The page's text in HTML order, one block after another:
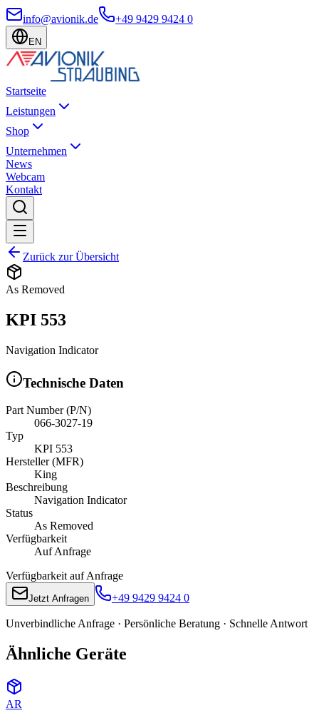
info@avionik.de +49 9429 9424 0
EN
Startseite
Leistungen
Shop
Unternehmen
News
Webcam
Kontakt
Zurück zur Übersicht
As Removed
KPI 553
Navigation Indicator
Technische Daten
Part Number (P/N)
066-3027-19
Typ
KPI 553
Hersteller (MFR)
King
Beschreibung
Navigation Indicator
Status
As Removed
Verfügbarkeit
Auf Anfrage
Verfügbarkeit auf Anfrage
Jetzt Anfragen +49 9429 9424 0
Unverbindliche Anfrage · Persönliche Beratung · Schnelle Antwort
Ähnliche Geräte
AR